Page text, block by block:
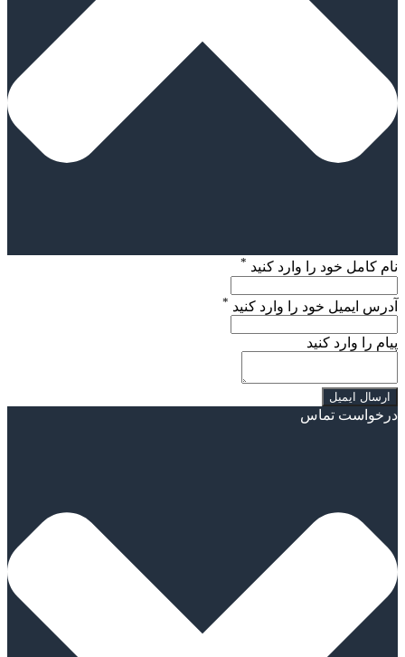
نام کامل خود را وارد کنید *
آدرس ایمیل خود را وارد کنید *
پیام را وارد کنید
درخواست تماس